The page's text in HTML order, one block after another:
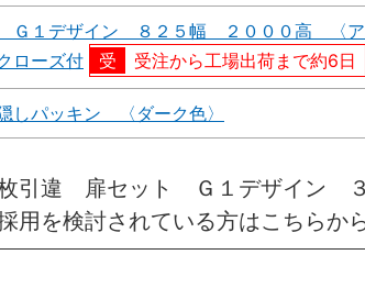
１デザイン ８２５幅 ２０００高 〈ア
ローズ付
受注から工場出荷まで約6日
パッキン 〈ダーク色〉
引違 扉セット Ｇ１デザイン
を検討されている方はこちらか